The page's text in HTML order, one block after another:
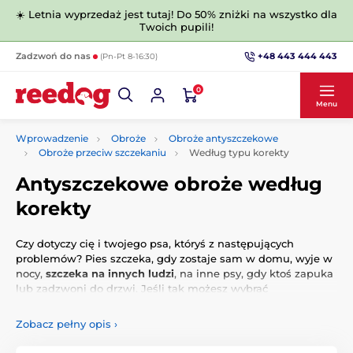
☀️ Letnia wyprzedaż jest tutaj! Do 50% zniżki na wszystko dla
Twoich pupili!
Zadzwoń do nas (Pn-Pt 8-16:30) +48 443 444 443
0
Menu
Wprowadzenie Obroże
Obroże antyszczekowe
Obroże przeciw szczekaniu
Według typu korekty
Antyszczekowe obroże według
korekty
Czy dotyczy cię i twojego psa, któryś z następujących
problemów? Pies szczeka, gdy zostaje sam w domu, wyje w
nocy, szczeka na innych ludzi, na inne psy, gdy ktoś zapuka
lub zadzwoni do drzwi. Jeśli tak możesz wybrać
hałaśliwego psa . Dostępne są obroże ultradźwiękowe,
wibracyjne, dźwiękowe, sprayowe i elektroniczne. Obroże
Zobacz pełny opis ›